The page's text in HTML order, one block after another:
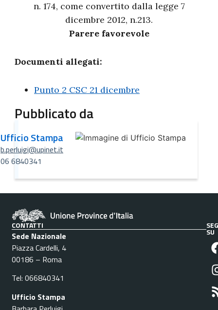
n. 174, come convertito dalla legge 7
dicembre 2012, n.213.
Parere favorevole
Documenti allegati:
Punto 2 CSC 21 dicembre
Pubblicato da
Ufficio Stampa
b.perluigi@upinet.it
06 6840341
CONTATTI
Sede Nazionale
Piazza Cardelli, 4
00186 – Roma
Tel: 066840341
Ufficio Stampa
SU